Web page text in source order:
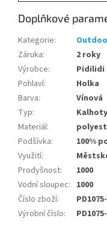
Doplňkové
Kategorie:
Záruka:
2 roky
Výrobce:
Pidilidi
Pohlaví:
Holka
Barva:
Vínová
Typ:
Kalhoty
Materiál:
Podšívka:
100%
Využití:
Prodyšnost:
1000
Vodní sloupec: 1000
Číslo zboží:
Výrobní číslo: